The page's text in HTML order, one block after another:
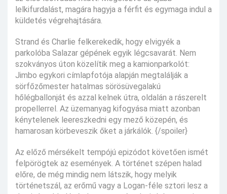
lelkifurdalást, magára hagyja a férfit és egymaga indul a
küldetés végrehajtására.
Strand és Charlie felkerekedik, hogy elvigyék a
parkolóba Salazar gépének egyik légcsavarát. Nem
szokványos úton közelítik meg a kamionparkolót:
Jimbo egykori címlapfotója alapján megtalálják a
sörfőzőmester hatalmas sörösüvegalakú
hőlégballonját és azzal kelnek útra, oldalán a rászerelt
propellerrel. Az üzemanyag kifogyása miatt azonban
kénytelenek leereszkedni egy mező közepén, és
hamarosan körbeveszik őket a járkálók. {/spoiler}
Az előző mérsékelt tempójú epizódot követően ismét
felpörögtek az események. A történet szépen halad
előre, de még mindig nem látszik, hogy melyik
történetszál, az erőmű vagy a Logan-féle sztori lesz a